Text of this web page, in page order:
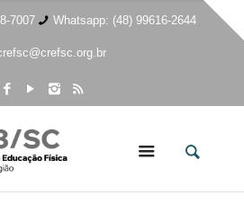
7007 Whatsapp: (48) 99616-2644